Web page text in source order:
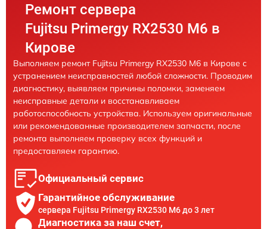
Ремонт сервера
Fujitsu Primergy RX2530 M6 в
Кирове
Выполняем ремонт Fujitsu Primergy RX2530 M6 в Кирове с
устранением неисправностей любой сложности. Проводим
диагностику, выявляем причины поломки, заменяем
неисправные детали и восстанавливаем
работоспособность устройства. Используем оригинальные
или рекомендованные производителем запчасти, после
ремонта выполняем проверку всех функций и
предоставляем гарантию.
Официальный сервис
Гарантийное обслуживание
сервера Fujitsu Primergy RX2530 M6 до 3 лет
Диагностика за наш счет,